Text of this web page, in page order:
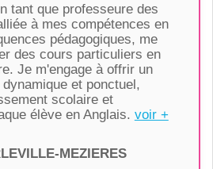
tant que professeure des
à mes compétences en
pédagogiques, me
des cours particuliers en
Je m'engage à offrir un
et ponctuel,
scolaire et
élève en Anglais. voir +
MEZIERES